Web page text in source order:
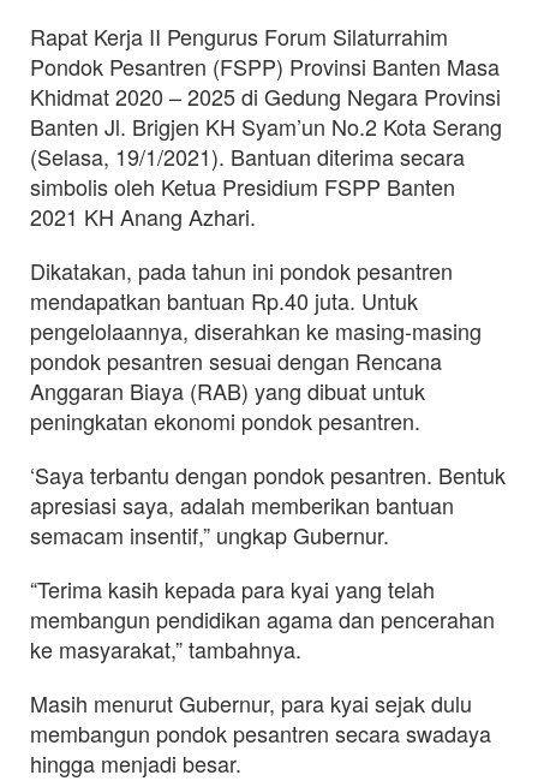
Rapat Kerja II Pengurus Forum Silaturrahim
Pondok Pesantren (FSPP) Provinsi Banten Masa
Khidmat 2020 – 2025 di Gedung Negara Provinsi
Banten Jl. Brigjen KH Syam’un No.2 Kota Serang
(Selasa, 19/1/2021). Bantuan diterima secara
simbolis oleh Ketua Presidium FSPP Banten
2021 KH Anang Azhari.
Dikatakan, pada tahun ini pondok pesantren
mendapatkan bantuan Rp.40 juta. Untuk
pengelolaannya, diserahkan ke masing-masing
pondok pesantren sesuai dengan Rencana
Anggaran Biaya (RAB) yang dibuat untuk
peningkatan ekonomi pondok pesantren.
‘Saya terbantu dengan pondok pesantren. Bentuk
apresiasi saya, adalah memberikan bantuan
semacam insentif,” ungkap Gubernur.
“Terima kasih kepada para kyai yang telah
membangun pendidikan agama dan pencerahan
ke masyarakat,” tambahnya.
Masih menurut Gubernur, para kyai sejak dulu
membangun pondok pesantren secara swadaya
hingga menjadi besar.